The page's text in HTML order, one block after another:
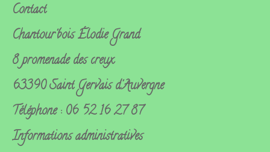
Contact
Chantour'boisÉlodie Grand
8 promenade des creux
63390 Saint Gervais d'Auvergne
Téléphone : 06 52 16 27 87
Informations administratives